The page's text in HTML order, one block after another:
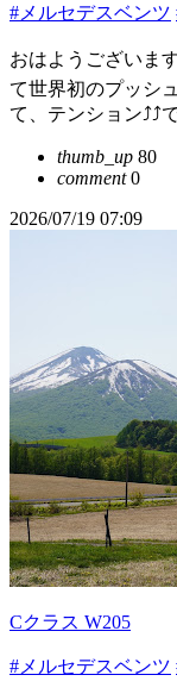
#メルセデスベンツ
おはようございま
て世界初のプッシ
て、テンション⤴⤴
thumb_up 80
comment0
2026/07/19 07:09
Cクラス W205
#メルセデスベンツ